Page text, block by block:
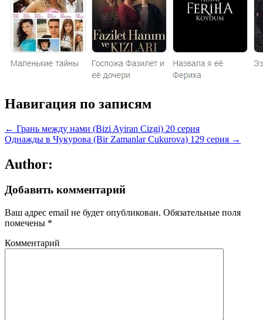
Навигация по записям
← Грань между нами (Bizi Ayiran Cizgi) 20 серия
Однажды в Чукурова (Bir Zamanlar Cukurova) 129 серия →
Author:
Добавить комментарий
Ваш адрес email не будет опубликован. Обязательные поля
помечены *
Комментарий